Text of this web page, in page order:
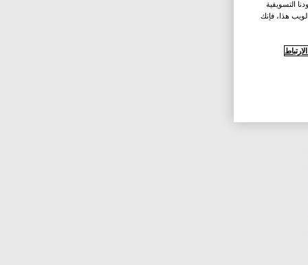
التسويقية
هذا، فإنك